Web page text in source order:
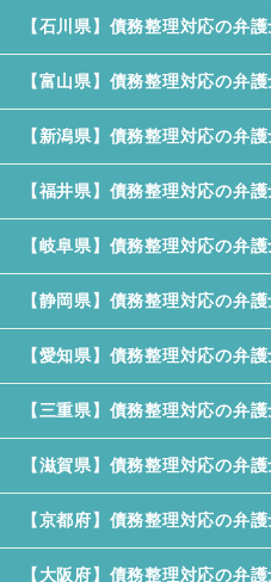
【石川県】債務整理対応の弁
【富山県】債務整理対応の弁
【新潟県】債務整理対応の弁
【福井県】債務整理対応の弁
【岐阜県】債務整理対応の弁
【静岡県】債務整理対応の弁
【愛知県】債務整理対応の弁
【三重県】債務整理対応の弁
【滋賀県】債務整理対応の弁
【京都府】債務整理対応の弁
【大阪府】債務整理対応の弁